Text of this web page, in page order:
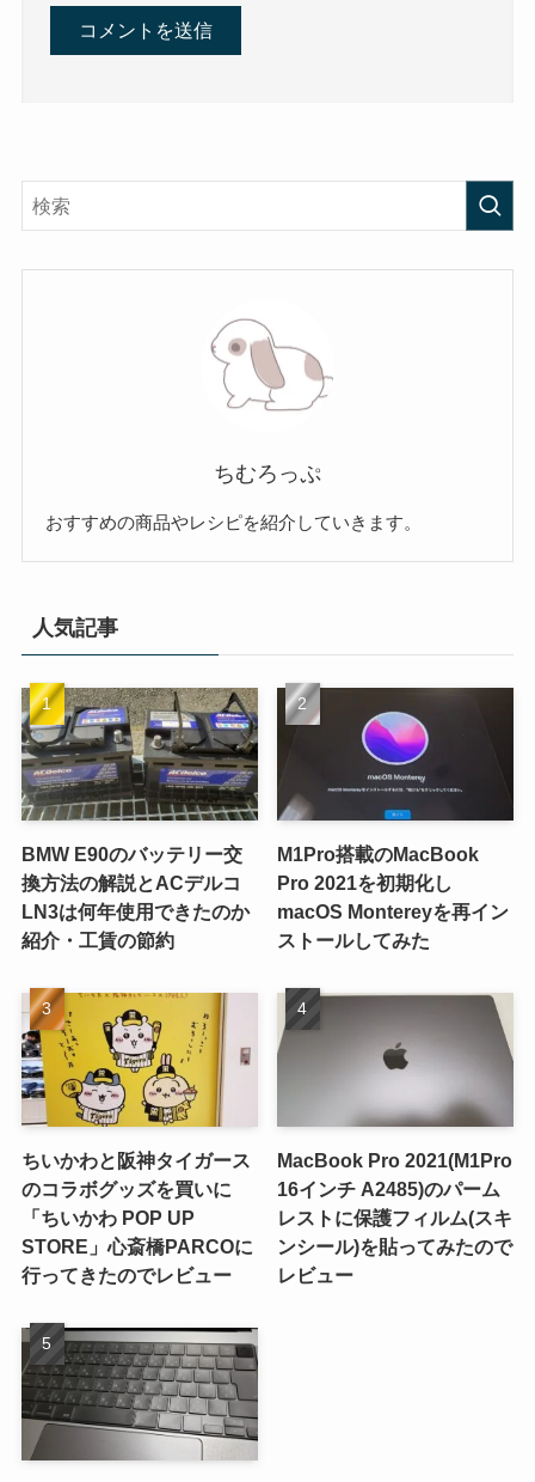
ちむろっぷ
おすすめの商品やレシピを紹介していきます。
人気記事
BMW E90のバッテリー交
換方法の解説とACデルコ
LN3は何年使用できたのか
紹介・工賃の節約
M1Pro搭載のMacBook
Pro 2021を初期化し
macOS Montereyを再イン
ストールしてみた
ちいかわと阪神タイガース
のコラボグッズを買いに
「ちいかわ POP UP
STORE」心斎橋PARCOに
行ってきたのでレビュー
MacBook Pro 2021(M1Pro
16インチ A2485)のパーム
レストに保護フィルム(スキ
ンシール)を貼ってみたので
レビュー